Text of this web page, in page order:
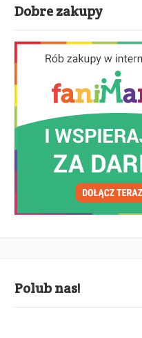
Dobre zakupy
Polub nas!